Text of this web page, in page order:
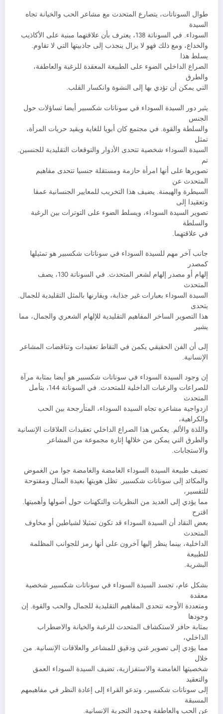
طوال السوناتات، يتصارع المتحدث مع مشاعر الحب والخيانة تجاه
السيدة
السوداء. في السوناتة 138، يعترف بأن علاقتهما مبنية على الأكاذيب
والخداع، ومع ذلك فهو لا يزال ينجذب إلى جاذبيتها التي لا تقاوم.
يسلط هذا
الصراع الداخلي الضوء على الطبيعة المعقدة للرغبة والعاطفة،
والطرق
التي يمكن أن تؤدي بها إلى النشوة وانكسار القلب.
يثير دور السيدة السوداء في سوناتات شكسبير أيضا تساؤلات حول
الجنس
والسلطة والقوة. في مجتمع كان أبويا للغاية ويقيد حريات المرأة،
تمثل
السيدة السوداء شخصية تتحدى الأدوار والتوقعات التقليدية للجنسين.
تم
تصويرها على أنها امرأة حازمة ومستقلة جنسيا تتحدى مفاهيم
المتحدث عن
السيطرة والهيمنة. يضيف هذا التخريب للمعايير الجنسانية عمقا
وتعقيدا إلى
تصوير السيدة السوداء، ويسلط الضوء على التوترات بين الرغبة
والسلطة
في علاقتهما.
جانب آخر مهم للسيدة السوداء في سوناتات شكسبير هو تمثيلها
كمصدر
إلهام أو مصدر إلهام لشعر المتحدث. في السوناتة 130، يصف
المتحدث
السيدة السوداء بعبارات غير جذابة، ويقارنها بالمثل التقليدية للجمال.
يتحدى
هذا التصوير الساخر المفاهيم التقليدية للإلهام الشعري والجمال، مما
يشير
إلى أن الفن الحقيقي يكمن في التقاط تعقيدات وتناقضات المشاعر
الإنسانية.
إن وجود السيدة السوداء في سوناتات شكسبير هو أيضا بمثابة مرآة
للصراعات والرغبات الداخلية للمتحدث. في السوناتة 144، يتأمل
المتحدث
ازدواجية مشاعره تجاه السيدة السوداء، المتأرجحة بين الحب
والكراهية،
واللذة والألم. يعكس هذا الصراع الداخلي تعقيدات العلاقات الإنسانية
والطرق التي يمكن من خلالها إثارة مجموعة من المشاعر
والاستجابات.
تضيف طبيعة السيدة السوداء الغامضة والغامضة جوا من الغموض
والمكائد إلى سوناتات شكسبير. تظل هويتها بعيدة المنال ومفتوحة
للتفسير،
مما يؤدي إلى العديد من النظريات والتكهنات حول أصولها وأهميتها.
اقترح
بعض النقاد أن السيدة السوداء قد تكون تمثيلا لشياطين أو مخاوف
المتحدث
الداخلية، بينما ينظر إليها آخرون على أنها رمز للجوانب المظلمة
للطبيعة
البشرية.
بشكل عام، تجسد السيدة السوداء في سوناتات شكسبير شخصية
معقدة
ومتعددة الأوجه تتحدى المفاهيم التقليدية للجمال والحب والقوة. إن
وجودها
بمثابة حافز لاستكشاف المتحدث للرغبة والخيانة والاضطراب
الداخلي،
مما يؤدي إلى تصوير غني ودقيق للمشاعر والعلاقات الإنسانية. من
خلال
شخصيتها الغامضة والاستفزازية، تضيف السيدة السوداء العمق
والتعقيد
إلى سوناتات شكسبير، وتدعو القراء إلى إعادة النظر في مفاهيمهم
المسبقة
عن الحب والعاطفة وحدود التجربة الإنسانية.